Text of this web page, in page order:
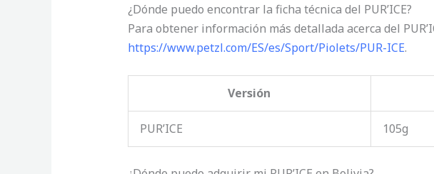
¿Dónde puedo encontrar la ficha técnica del PUR’ICE?
Para obtener información más detallada acerca del
https://www.petzl.com/ES/es/Sport/Piolets/PUR-ICE.
Versión
PUR’ICE 105g